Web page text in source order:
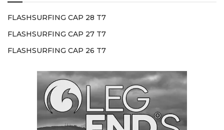
FLASHSURFING CAP 28 T7
FLASHSURFING CAP 27 T7
FLASHSURFING CAP 26 T7